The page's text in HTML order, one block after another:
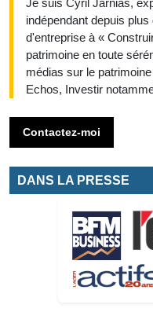
Je suis Cyril Jarnias,
indépendant depuis
d'entreprise à «
patrimoine en toute
médias sur le
Echos, Investir
Contactez-moi
DANS LA PRESSE